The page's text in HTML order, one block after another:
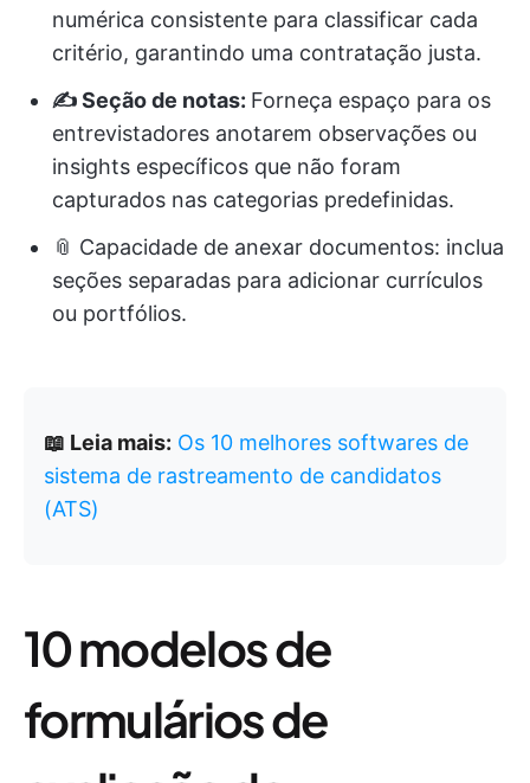
numérica consistente para classificar cada
critério, garantindo uma contratação justa.
✍️ Seção de notas: Forneça espaço para os
entrevistadores anotarem observações ou
insights específicos que não foram
capturados nas categorias predefinidas.
📎 Capacidade de anexar documentos: inclua
seções separadas para adicionar currículos
ou portfólios.
📖 Leia mais: Os 10 melhores softwares de
sistema de rastreamento de candidatos
(ATS)
10 modelos de
formulários de